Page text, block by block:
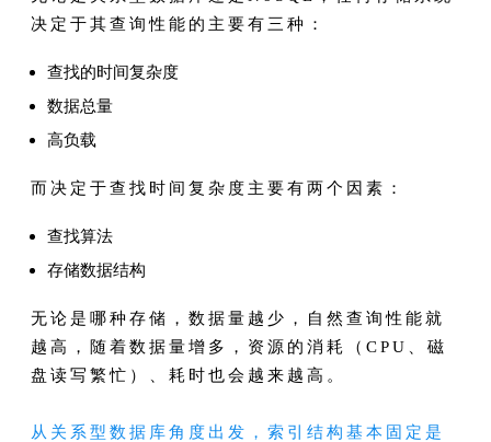
决定于其查询性能的主要有三种：
查找的时间复杂度
数据总量
高负载
而决定于查找时间复杂度主要有两个因素：
查找算法
存储数据结构
无论是哪种存储，数据量越少，自然查询性能就
越高，随着数据量增多，资源的消耗（CPU、磁
盘读写繁忙）、耗时也会越来越高。
从关系型数据库角度出发，索引结构基本固定是